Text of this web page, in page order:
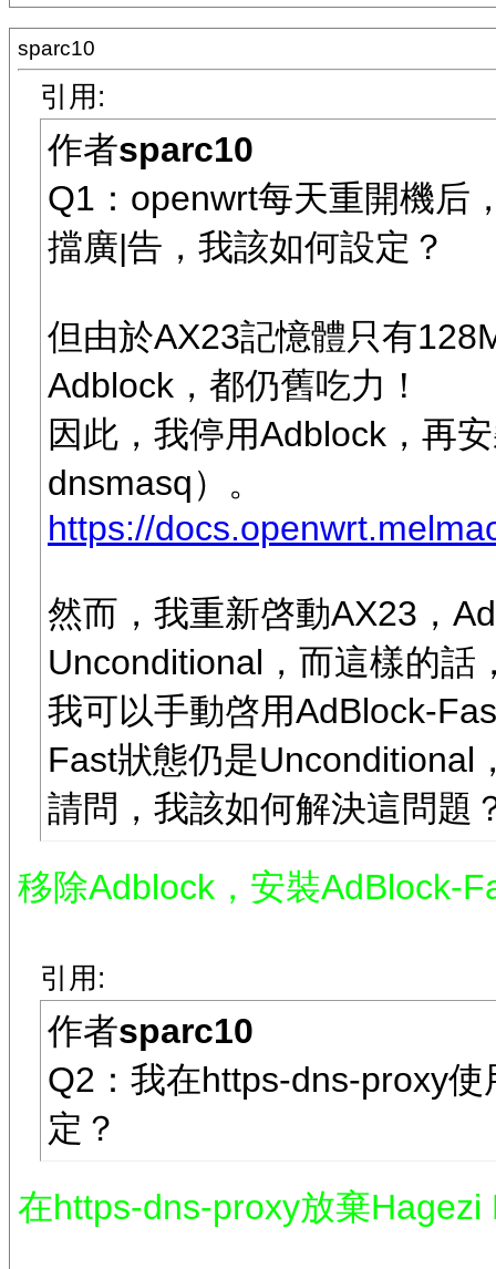
sparc10
引用:
作者sparc10
Q1：openwrt每天重開機后
擋廣|告，我該如何設定？
但由於AX23記憶體只有
Adblock，都仍舊吃力！
因此，我停用Adblock，再
dnsmasq）。
https://
然而，我重新啓動AX23，
Unconditional，而這樣的話
我可以手動啓用AdBlock-
Fast狀態仍是Unconditional
請問，我該如何解決這問題
移除Adblock，安裝AdBlock-
引用:
作者sparc10
Q2：我在https-dns-proxy
定？
在https-dns-proxy放棄Hagezi